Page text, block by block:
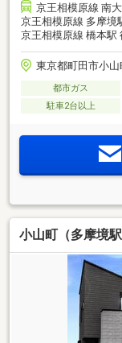
京王相模原線 南
京王相模原線 多摩境
京王相模原線 橋本駅
東京都町田市小山
都市ガス
駐車2台以上
小山町（多摩境